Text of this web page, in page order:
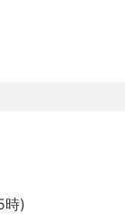
トをお任せい
時)